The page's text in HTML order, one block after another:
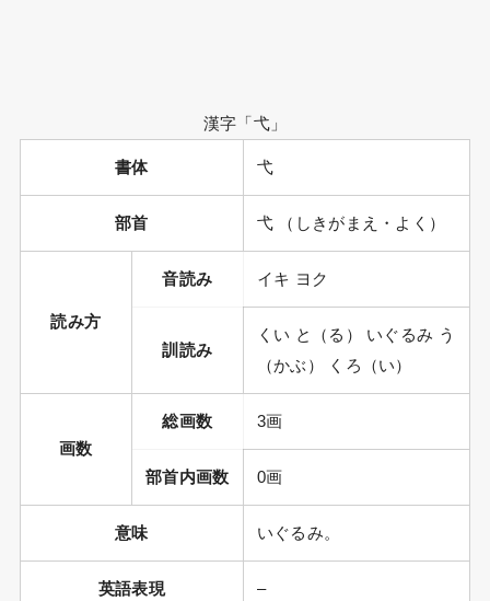
漢字「弋」
書体 弋
部首 弋 （しきがまえ・よく）
読み方
音読み イキ ヨク
訓読み
くい と（る） いぐるみ う
（かぶ） くろ（い）
画数
総画数 3画
部首内画数 0画
意味 いぐるみ。
英語表現 –